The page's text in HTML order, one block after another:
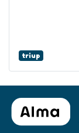
triup